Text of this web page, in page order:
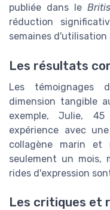
publiée dans le
réduction
semaines d'utilisation
Les résultats
Les témoignages
dimension tangible
exemple, Julie,
expérience avec
collagène marin et
seulement un mois,
rides d'expression
Les critiques et